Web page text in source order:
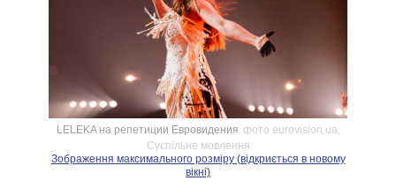
LELEKA на репетиции Евровидения фото eurovision.ua,
Суспільне мовлення
Зображення максимального розміру (відкриється в новому
вікні)